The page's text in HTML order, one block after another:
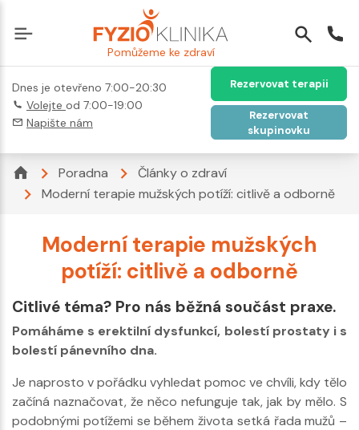
Pomůžeme ke zdraví
Dnes je otevřeno 7:00-20:30
Volejte od 7:00-19:00
Napište nám
Rezervovat terapii
Rezervovat
skupinovku
Poradna
Články o zdraví
Moderní terapie mužských potíží: citlivě a odborně
Moderní terapie mužských
potíží: citlivě a odborně
Citlivé téma? Pro nás běžná součást praxe.
Pomáháme s erektilní dysfunkcí, bolestí prostaty i s
bolestí pánevního dna.
Je naprosto v pořádku vyhledat pomoc ve chvíli, kdy tělo
začíná naznačovat, že něco nefunguje tak, jak by mělo. S
podobnými potížemi se během života setká řada mužů –